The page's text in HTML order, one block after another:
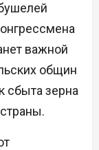
важной
общин
сбыта зерна